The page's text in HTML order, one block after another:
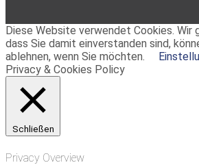
Diese Website verwendet Cookies. Wir
dass Sie damit einverstanden sind,
ablehnen, wenn Sie möchten.
Privacy & Cookies Policy
Schließen
Privacy Overview